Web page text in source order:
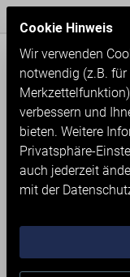
Cookie Hinweis
Wir verwenden
notwendig (z.B.
verbessern und
bieten. Weitere
Privatsphäre-
auch jederzeit
mit der